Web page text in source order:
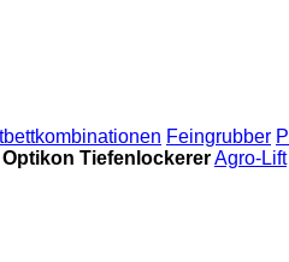
Feingrubber
Optikon TiefenlockererAgro-Lift